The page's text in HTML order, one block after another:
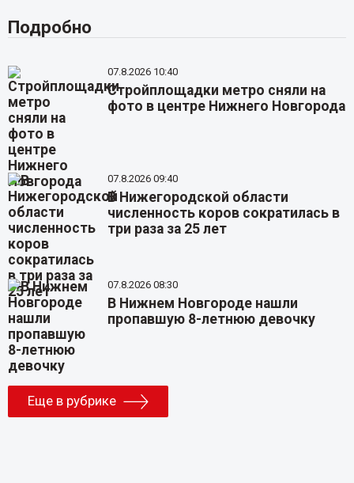
Подробно
07.8.2026 10:40
Стройплощадки метро сняли на
фото в центре Нижнего Новгорода
07.8.2026 09:40
В Нижегородской области
численность коров сократилась в
три раза за 25 лет
07.8.2026 08:30
В Нижнем Новгороде нашли
пропавшую 8-летнюю девочку
Еще в рубрике